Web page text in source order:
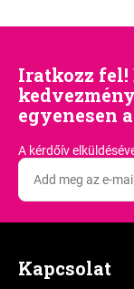
Iratkozz
egyenesen
A kérdőív
Kapcsolat